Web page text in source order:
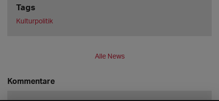
Tags
Kulturpolitik
Alle News
Kommentare